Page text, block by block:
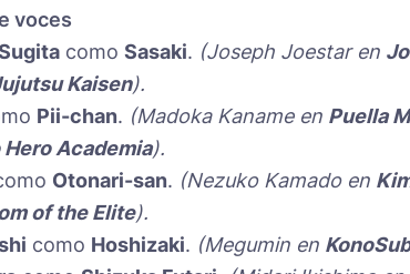
voces
como Sasaki. (Joseph Joestar en
Kaisen).
Pii-chan. (Madoka Kaname en Puella
Hero Academia).
Otonari-san. (Nezuko Kamado en
of the Elite).
como Hoshizaki. (Megumin en